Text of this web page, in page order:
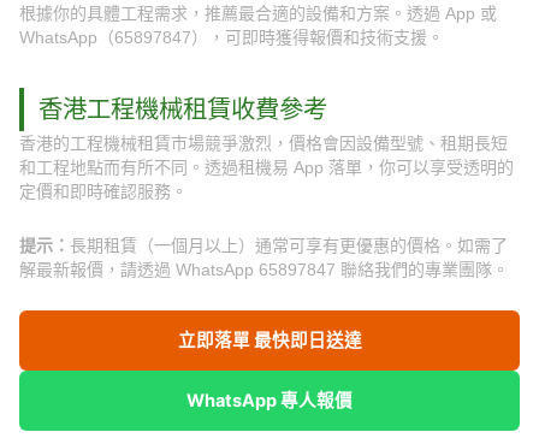
根據你的具體工程需求，推薦最合適的設備和方案。透過 App 或
WhatsApp（65897847），可即時獲得報價和技術支援。
香港工程機械租賃收費參考
香港的工程機械租賃市場競爭激烈，價格會因設備型號、租期長短
和工程地點而有所不同。透過租機易 App 落單，你可以享受透明的
定價和即時確認服務。
提示： 長期租賃（一個月以上）通常可享有更優惠的價格。如需了
解最新報價，請透過 WhatsApp 65897847 聯絡我們的專業團隊。
立即落單 最快即日送達
WhatsApp 專人報價